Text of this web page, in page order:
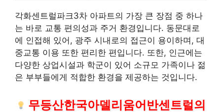
각화센트럴파크3차 아파트의 가장 큰 장점 중 하나
는 바로 교통 편의성과 주거 환경입니다. 동문대로
에 인접해 있어, 광주 시내로의 접근이 용이하며, 대
중교통 이용 또한 편리한 편입니다. 또한, 인근에는
다양한 상업시설과 학군이 있어 소규모 가족이나 젊
은 부부들에게 적합한 환경을 제공하는 것입니다.
무등산한국아델리움어반센트럴의